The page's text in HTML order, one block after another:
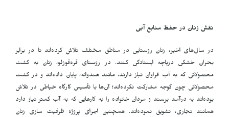
نقش زنان در حفظ منابع آبی
در سال‌های اخیر، زنان روستایی در مناطق مختلف تلاش کرده‌اند تا در برابر
بحران خشکی دریاچه ایستادگی کنند. در روستای قره‌قوزلو، زنان به کشت
محصولاتی که به آب فراوان نیاز دارند، مانند هندوانه، پایان داده‌اند و در کشت
محصولاتی چون گوجه مشارکت نکرده‌اند؛ آن‌ها با تأسیس کارگاه خیاطی در تلاش
بوده‌اند به درآمد برسند و مردان خانواده را به کارهایی که به آب کمتر نیاز دارد
همانند نجاری، تشویق نموده‌اند. همچنین اجرای پروژه ظرفیت سازی زنان